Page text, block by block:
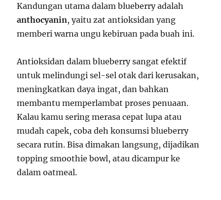
Kandungan utama dalam blueberry adalah
anthocyanin, yaitu zat antioksidan yang
memberi warna ungu kebiruan pada buah ini.
Antioksidan dalam blueberry sangat efektif
untuk melindungi sel-sel otak dari kerusakan,
meningkatkan daya ingat, dan bahkan
membantu memperlambat proses penuaan.
Kalau kamu sering merasa cepat lupa atau
mudah capek, coba deh konsumsi blueberry
secara rutin. Bisa dimakan langsung, dijadikan
topping smoothie bowl, atau dicampur ke
dalam oatmeal.